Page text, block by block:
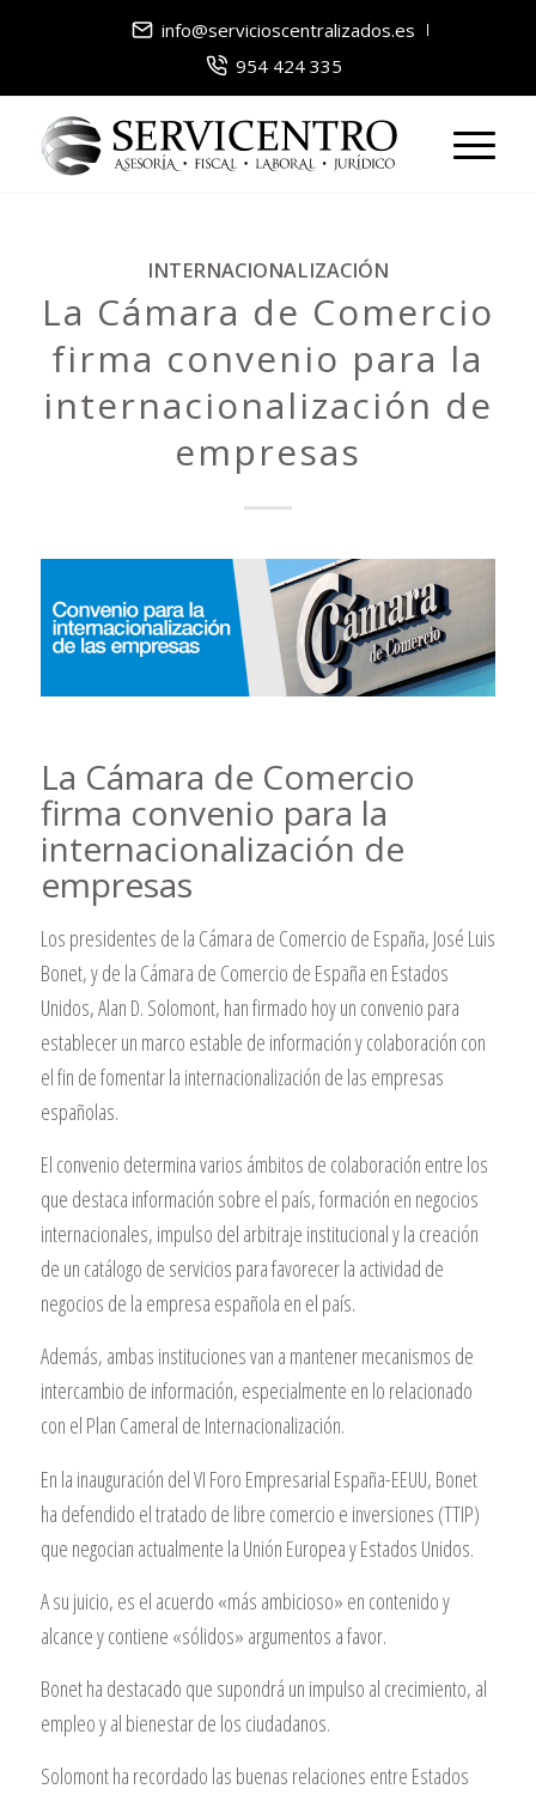
info@servicioscentralizados.es
954 424 335
INTERNACIONALIZACIÓN
La Cámara de Comercio
firma convenio para la
internacionalización de
empresas
La Cámara de Comercio
firma convenio para la
internacionalización de
empresas
Los presidentes de la Cámara de Comercio de España, José Luis
Bonet, y de la Cámara de Comercio de España en Estados
Unidos, Alan D. Solomont, han firmado hoy un convenio para
establecer un marco estable de información y colaboración con
el fin de fomentar la internacionalización de las empresas
españolas.
El convenio determina varios ámbitos de colaboración entre los
que destaca información sobre el país, formación en negocios
internacionales, impulso del arbitraje institucional y la creación
de un catálogo de servicios para favorecer la actividad de
negocios de la empresa española en el país.
Además, ambas instituciones van a mantener mecanismos de
intercambio de información, especialmente en lo relacionado
con el Plan Cameral de Internacionalización.
En la inauguración del VI Foro Empresarial España-EEUU, Bonet
ha defendido el tratado de libre comercio e inversiones (TTIP)
que negocian actualmente la Unión Europea y Estados Unidos.
A su juicio, es el acuerdo «más ambicioso» en contenido y
alcance y contiene «sólidos» argumentos a favor.
Bonet ha destacado que supondrá un impulso al crecimiento, al
empleo y al bienestar de los ciudadanos.
Solomont ha recordado las buenas relaciones entre Estados